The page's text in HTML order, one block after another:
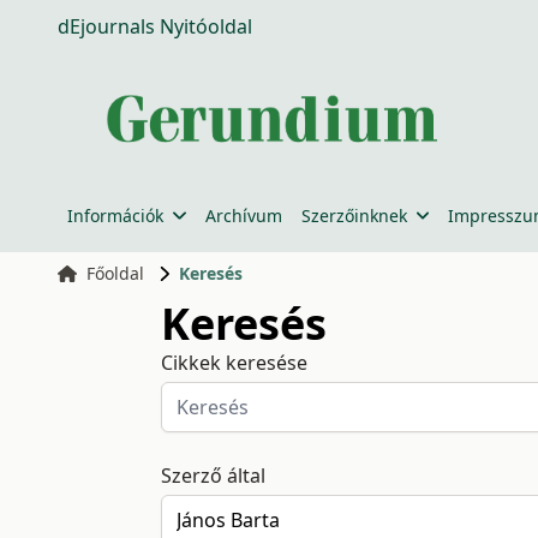
dEjournals Nyitóoldal
Információk Archívum Szerzőinknek
Főoldal Keresés
Keresés
Cikkek keresése
Szerző által